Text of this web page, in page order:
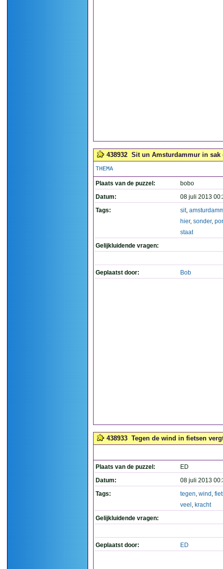
438932 Sit un Amsturdammur in sak
THEMA
Plaats van de puzzel:
bobo
Datum:
08 juli 2013
Tags:
sit,
hier, sonder,
staat
Gelijkluidende vragen:
Geplaatst door: Bob
438933 Tegen de wind in fietsen
Plaats van de puzzel:
ED
Datum:
08 juli 2013
Tags:
tegen, wind ,
veel , kracht
Gelijkluidende vragen:
Geplaatst door: ED